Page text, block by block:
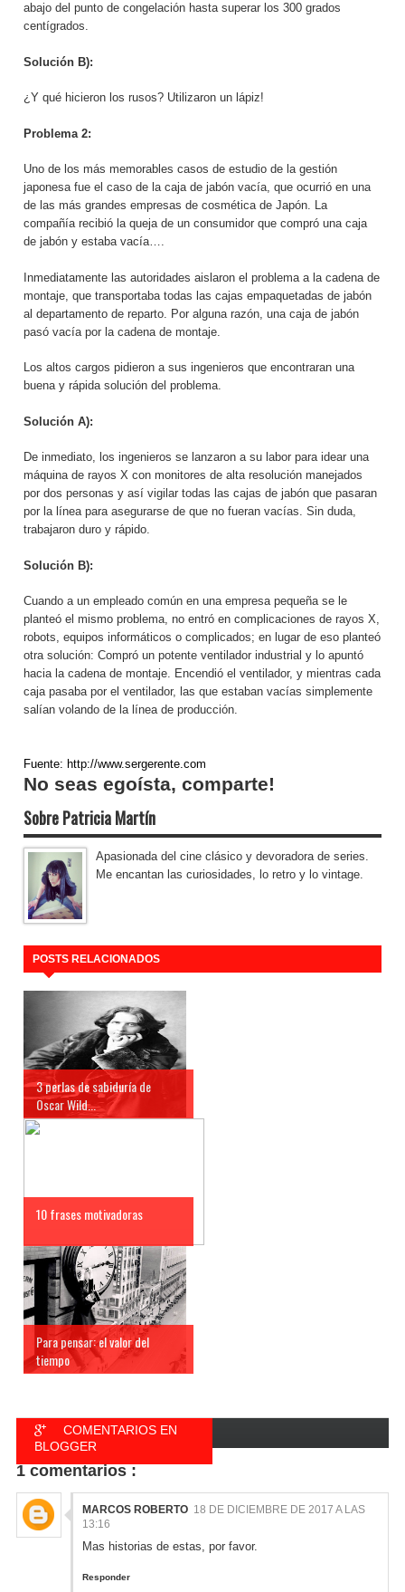
abajo del punto de congelación hasta superar los 300 grados
centígrados.
Solución B):
¿Y qué hicieron los rusos? Utilizaron un lápiz!
Problema 2:
Uno de los más memorables casos de estudio de la gestión
japonesa fue el caso de la caja de jabón vacía, que ocurrió en una
de las más grandes empresas de cosmética de Japón. La
compañía recibió la queja de un consumidor que compró una caja
de jabón y estaba vacía….
Inmediatamente las autoridades aislaron el problema a la cadena de
montaje, que transportaba todas las cajas empaquetadas de jabón
al departamento de reparto. Por alguna razón, una caja de jabón
pasó vacía por la cadena de montaje.
Los altos cargos pidieron a sus ingenieros que encontraran una
buena y rápida solución del problema.
Solución A):
De inmediato, los ingenieros se lanzaron a su labor para idear una
máquina de rayos X con monitores de alta resolución manejados
por dos personas y así vigilar todas las cajas de jabón que pasaran
por la línea para asegurarse de que no fueran vacías. Sin duda,
trabajaron duro y rápido.
Solución B):
Cuando a un empleado común en una empresa pequeña se le
planteó el mismo problema, no entró en complicaciones de rayos X,
robots, equipos informáticos o complicados; en lugar de eso planteó
otra solución: Compró un potente ventilador industrial y lo apuntó
hacia la cadena de montaje. Encendió el ventilador, y mientras cada
caja pasaba por el ventilador, las que estaban vacías simplemente
salían volando de la línea de producción.
Fuente: http://www.sergerente.com
No seas egoísta, comparte!
Sobre Patricia Martín
Apasionada del cine clásico y devoradora de series.
Me encantan las curiosidades, lo retro y lo vintage.
POSTS RELACIONADOS
3 perlas de sabiduría de
Oscar Wild...
10 frases motivadoras
Para pensar: el valor del
tiempo
COMENTARIOS EN
BLOGGER
FACEBOOK
1 comentarios :
MARCOS ROBERTO 18 DE DICIEMBRE DE 2017 A LAS
13:16
Mas historias de estas, por favor.
Responder